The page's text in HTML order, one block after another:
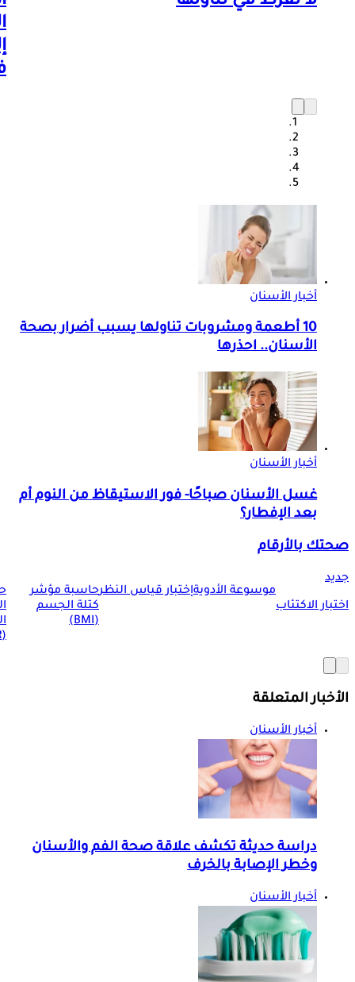
أخبار الأسنان
10 أطعمة ومشروبات تناولها يسبب أضرار بصحة
الأسنان.. احذرها
أخبار الأسنان
غسل الأسنان صباحًا- فور الاستيقاظ من النوم أم
بعد الإفطار؟
صحتك بالأرقام
جديد
اختبار الاكتئاب
موسوعة الأدويةإختبار قياس النظرحاسبة مؤشر
كتلة الجسم
(BMI)
(BMR)
الأخبار المتعلقة
أخبار الأسنان
دراسة حديثة تكشف علاقة صحة الفم والأسنان
وخطر الإصابة بالخرف
أخبار الأسنان